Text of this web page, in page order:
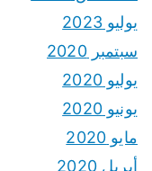
يوليو 2023
سبتمبر 2020
يوليو 2020
يونيو 2020
مايو 2020
أبريل 2020